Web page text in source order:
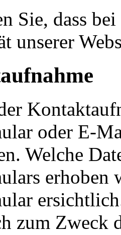
Sie, dass
unserer
oder E-
Welche
erhoben
zum Zweck